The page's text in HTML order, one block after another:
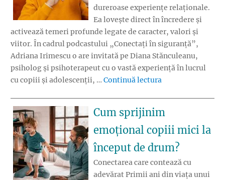
dureroase experiențe relaționale.
Ea lovește direct în încredere și
activează temeri profunde legate de caracter, valori și
viitor. În cadrul podcastului „Conectați în siguranță”,
Adriana Irimescu o are invitată pe Diana Stănculeanu,
psiholog și psihoterapeut cu o vastă experiență în lucrul
cu copiii și adolescenții, … Continuă lectura
Cum sprijinim
emoțional copiii mici la
început de drum?
Conectarea care contează cu
adevărat Primii ani din viața unui